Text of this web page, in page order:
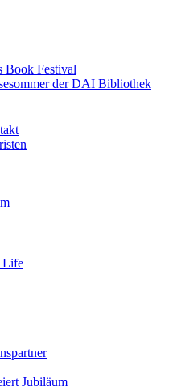
Book Festival
der DAI Bibliothek
Life
Jubiläum